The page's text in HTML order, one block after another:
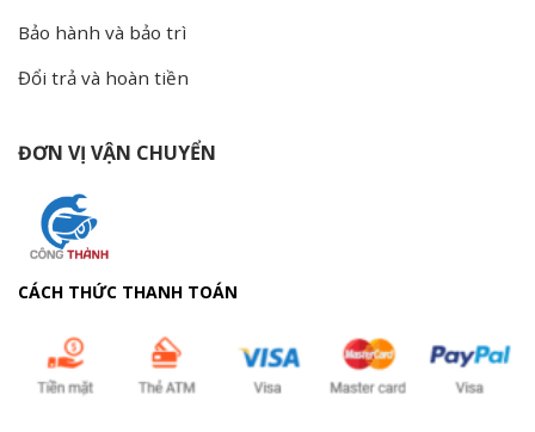
Bảo hành và bảo trì
Đổi trả và hoàn tiền
ĐƠN VỊ VẬN CHUYỂN
CÁCH THỨC THANH TOÁN